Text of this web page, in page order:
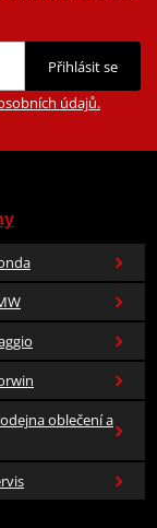
Přihlásit se
údajů.
oblečení a